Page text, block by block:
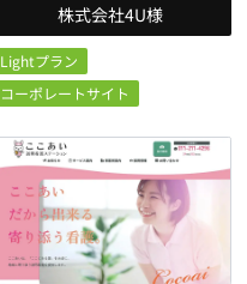
株式会社4U様
Lightプラン
コーポレートサイト